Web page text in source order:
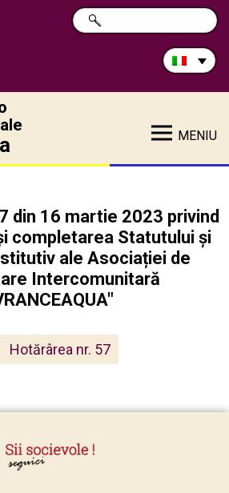
Cerca
nel
RICERCA
MENIU
din 16 martie 2023 privind
completarea Statutului și
ale Asociației de
Intercomunitară
Hotărârea nr. 57